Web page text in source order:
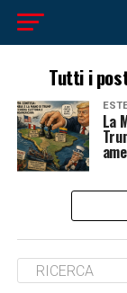
Tutti i
La